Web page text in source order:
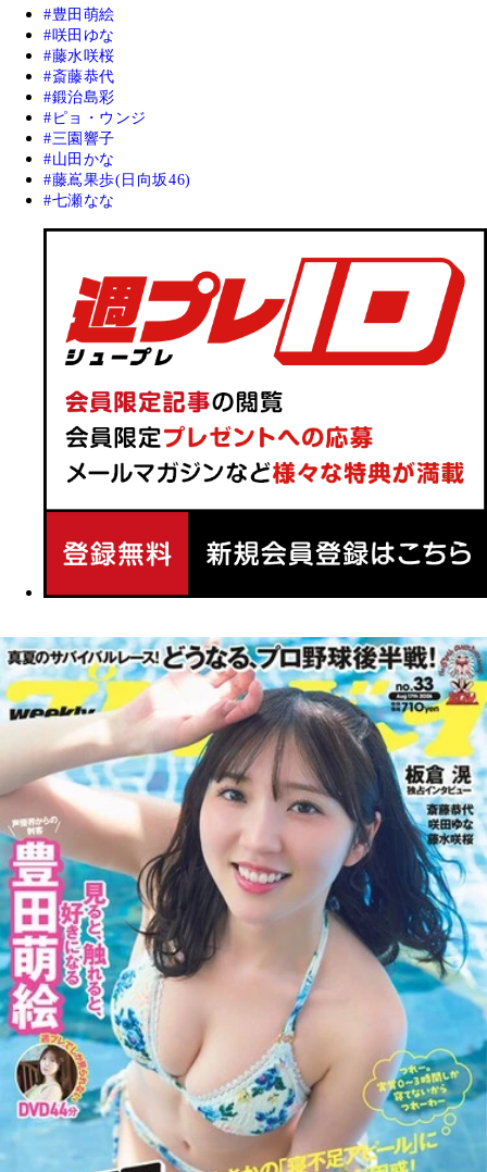
豊田萌絵
咲田ゆな
藤水咲桜
斎藤恭代
鍛治島彩
ピョ・ウンジ
三園響子
山田かな
藤嶌果歩(日向坂46)
七瀬なな